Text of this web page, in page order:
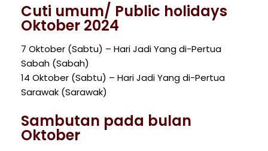
Cuti umum/ Public holidays
Oktober 2024
7 Oktober (Sabtu) – Hari Jadi Yang di-Pertua
Sabah (Sabah)
14 Oktober (Sabtu) – Hari Jadi Yang di-Pertua
Sarawak (Sarawak)
Sambutan pada bulan
Oktober